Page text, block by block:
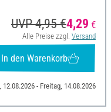
UVP 4,95 €4,29 €
Alle Preise zzgl. Versand
In den Warenkorb
- Freitag, 14.08.2026